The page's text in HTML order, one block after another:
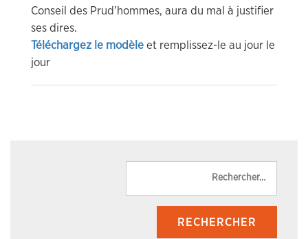
Conseil des Prud’hommes, aura du mal à justifier
ses dires.
Téléchargez le modèle et remplissez-le au jour le
jour